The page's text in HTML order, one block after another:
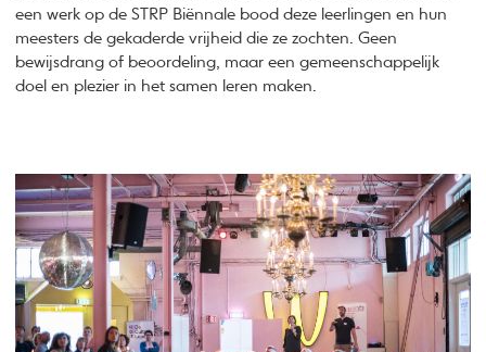
een werk op de STRP Biënnale bood deze leerlingen en hun
meesters de gekaderde vrijheid die ze zochten. Geen
bewijsdrang of beoordeling, maar een gemeenschappelijk
doel en plezier in het samen leren maken.